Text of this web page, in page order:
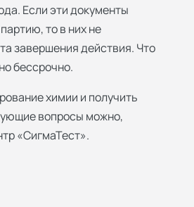
Если эти документы
то в них не
завершения действия. Что
бессрочно.
химии и получить
вопросы можно,
«СигмаТест».